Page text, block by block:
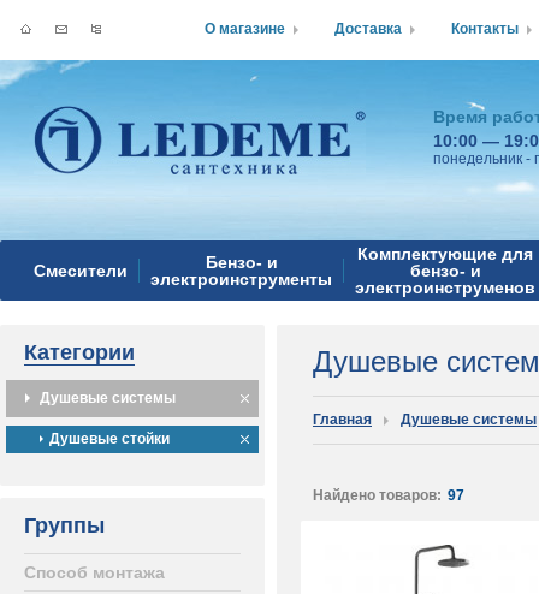
Время
10:00 —
понедельник -
Смесители
Бензо- и
электроинструменты
Комплектующие для
бензо- и
электроинструменов
Категории
Душевые системы
Душевые стойки
Группы
Способ монтажа
Душевые
Главная Душевые системы
Найдено товаров: 97
О магазине Доставка Контакты